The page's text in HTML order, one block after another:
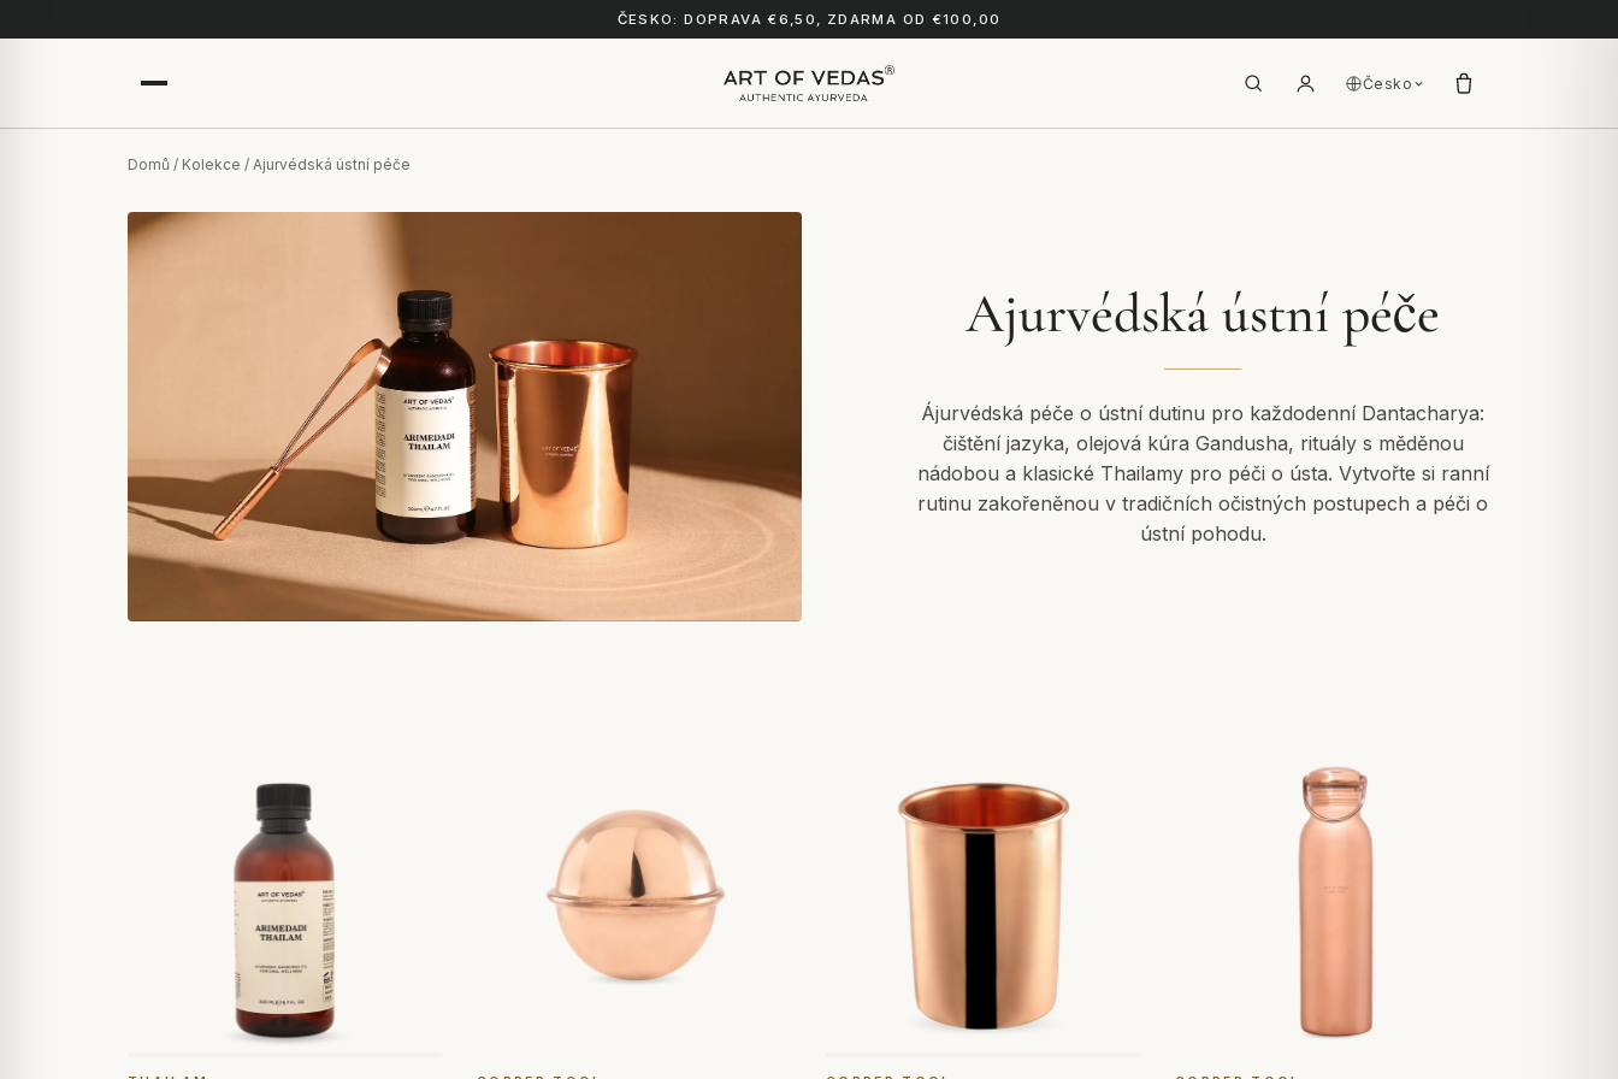
ČESKO: DOPRAVA €6,50, ZDARMA OD €100,00
Česko
Domů / Kolekce / Ajurvédská ústní péče
Ajurvédská ústní péče
Ájurvédská péče o ústní dutinu pro každodenní Dantacharya:
čištění jazyka, olejová kúra Gandusha, rituály s měděnou
nádobou a klasické Thailamy pro péči o ústa. Vytvořte si ranní
rutinu zakořeněnou v tradičních očistných postupech a péči o
ústní pohodu.